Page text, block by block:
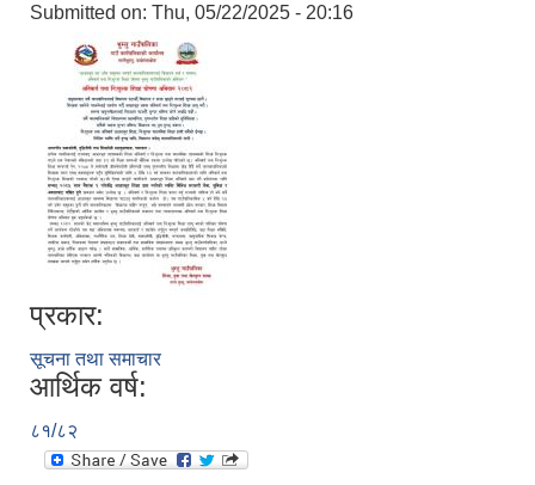
Submitted on: Thu, 05/22/2025 - 20:16
प्रकार:
सूचना तथा समाचार
आर्थिक वर्ष:
८१/८२